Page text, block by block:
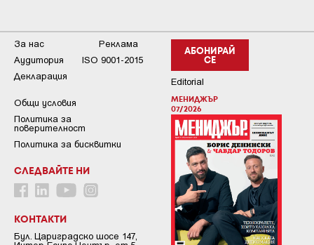
АБОНИРАЙ
СЕ
Editorial
МЕНИДЖЪР
07/2026
За нас
Реклама
Аудитория
ISO 9001-2015
Декларация
Общи условия
Пoлитикa зa
пoвepитeлнocт
Политика за бисквитки
СЛЕДВАЙТЕ НИ
КОНТАКТИ
Бул. Цариградско шосе 147,